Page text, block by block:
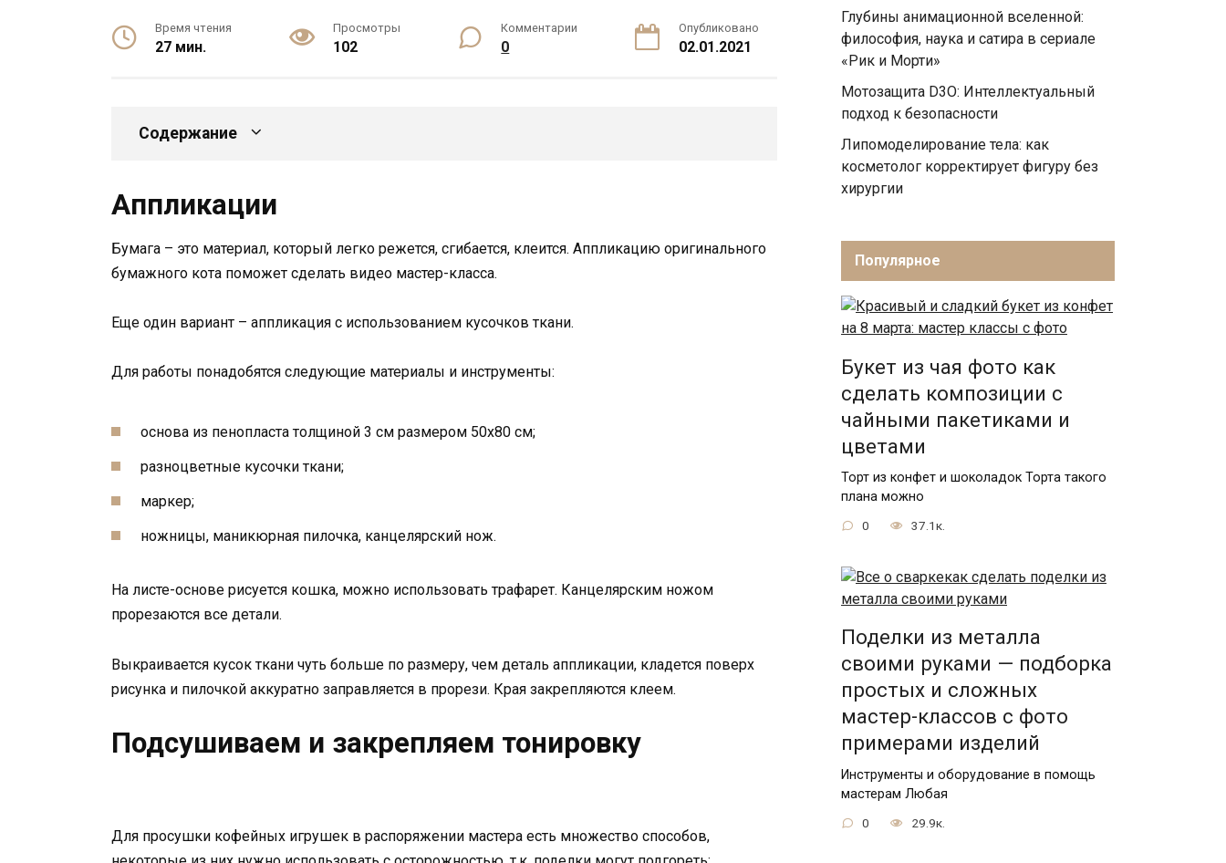
Время чтения
27 мин.
Просмотры
102
Комментарии
0
Опубликовано
02.01.2021
Содержание
Аппликации
Бумага – это материал, который легко режется, сгибается, клеится. Аппликацию оригинального
бумажного кота поможет сделать видео мастер-класса.
Еще один вариант – аппликация с использованием кусочков ткани.
Для работы понадобятся следующие материалы и инструменты:
основа из пенопласта толщиной 3 см размером 50х80 см;
разноцветные кусочки ткани;
маркер;
ножницы, маникюрная пилочка, канцелярский нож.
На листе-основе рисуется кошка, можно использовать трафарет. Канцелярским ножом
прорезаются все детали.
Выкраивается кусок ткани чуть больше по размеру, чем деталь аппликации, кладется поверх
рисунка и пилочкой аккуратно заправляется в прорези. Края закрепляются клеем.
Подсушиваем и закрепляем тонировку
Для просушки кофейных игрушек в распоряжении мастера есть множество способов,
Глубины анимационной вселенной:
философия, наука и сатира в сериале
«Рик и Морти»
Мотозащита D3O: Интеллектуальный
подход к безопасности
Липомоделирование тела: как
косметолог корректирует фигуру без
хирургии
Популярное
Букет из чая фото как
сделать композиции с
чайными пакетиками и
цветами
Торт из конфет и шоколадок Торта такого
плана можно
0 37.1к.
Поделки из металла
своими руками — подборка
простых и сложных
мастер-классов с фото
примерами изделий
Инструменты и оборудование в помощь
мастерам Любая
0 29.9к.